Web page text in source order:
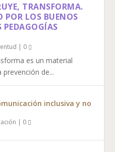
TRANSFORMA.
POR LOS BUENOS
| 0
es un material
de...
inclusiva y no
| 0